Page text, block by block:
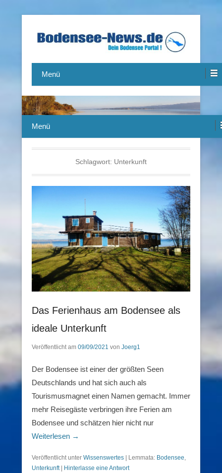
Bodensee-News.de
Menü
Menü
Schlagwort: Unterkunft
Das Ferienhaus am Bodensee als
ideale Unterkunft
Veröffentlicht am 09/09/2021 von Joerg1
Der Bodensee ist einer der größten Seen
Deutschlands und hat sich auch als
Tourismusmagnet einen Namen gemacht. Immer
mehr Reisegäste verbringen ihre Ferien am
Bodensee und schätzen hier nicht nur
Weiterlesen →
Veröffentlicht unter Wissenswertes | Lemmata: Bodensee
Unterkunft | Hinterlasse eine Antwort